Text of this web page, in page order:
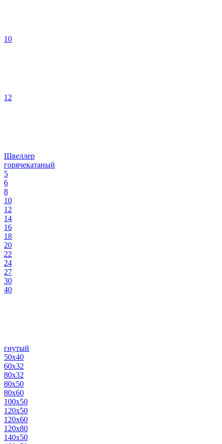
10
12
Швеллер
горячекатаный
5
6
8
10
12
14
16
18
20
22
24
27
30
40
гнутый
50х40
60х32
80х32
80х50
80х60
100х50
120х50
120х60
120х80
140х50